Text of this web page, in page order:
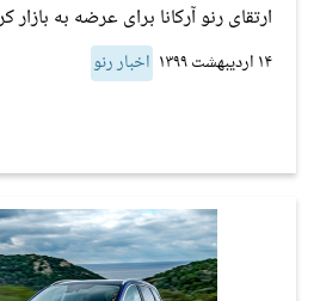
ارتقای رنو آرکانا برای عرضه به بازار
۱۴ اردیبهشت ۱۳۹۹ اخبار رنو